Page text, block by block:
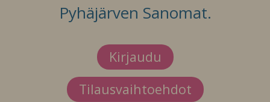
Pyhäjärven Sanomat.
Kirjaudu
Tilausvaihtoehdot